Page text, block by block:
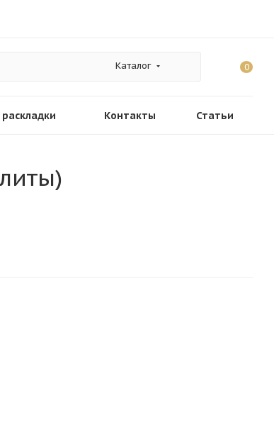
Каталог 0
Контакты Статьи